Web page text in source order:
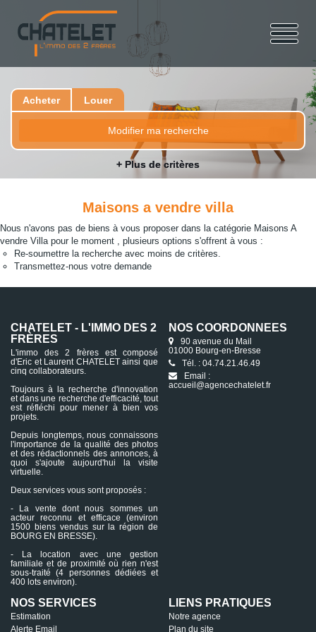
Acheter Louer
Modifier ma recherche
+ Plus de critères
Maisons a vendre villa
Nous n'avons pas de biens à vous proposer dans la catégorie Maisons A
vendre Villa pour le moment , plusieurs options s'offrent à vous :
Re-soumettre la recherche avec moins de critères.
Transmettez-nous votre demande
CHATELET - L'IMMO DES 2
FRÈRES
L'immo des 2 frères est composé
d'Eric et Laurent CHATELET ainsi que
cinq collaborateurs.
Toujours à la recherche d'innovation
et dans une recherche d'efficacité, tout
est réfléchi pour mener à bien vos
projets.
Depuis longtemps, nous connaissons
l'importance de la qualité des photos
et des rédactionnels des annonces, à
quoi s'ajoute aujourd'hui la visite
virtuelle.
Deux services vous sont proposés :
- La vente dont nous sommes un
acteur reconnu et efficace (environ
1500 biens vendus sur la région de
BOURG EN BRESSE).
- La location avec une gestion
familiale et de proximité où rien n'est
sous-traité (4 personnes dédiées et
400 lots environ).
NOS COORDONNÉES
90 avenue du Mail
01000 Bourg-en-Bresse
Tél. : 04.74.21.46.49
Email :
accueil@agencechatelet.fr
NOS SERVICES
Estimation
Alerte Email
LIENS PRATIQUES
Notre agence
Plan du site